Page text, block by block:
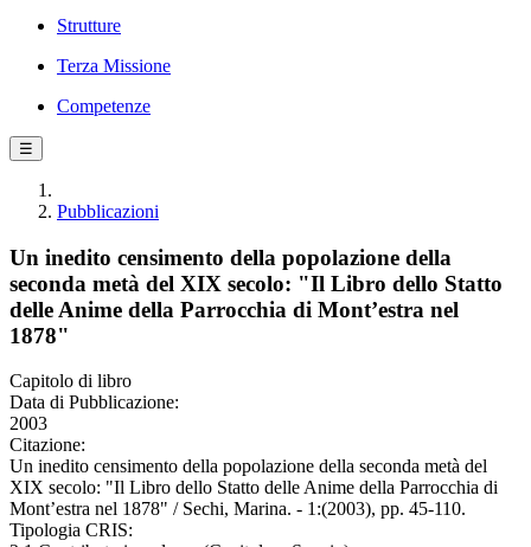
Strutture
Terza Missione
Competenze
☰
Pubblicazioni
Un inedito censimento della popolazione della
seconda metà del XIX secolo: "Il Libro dello Statto
delle Anime della Parrocchia di Mont’estra nel
1878"
Capitolo di libro
Data di Pubblicazione:
2003
Citazione:
Un inedito censimento della popolazione della seconda metà del
XIX secolo: "Il Libro dello Statto delle Anime della Parrocchia di
Mont’estra nel 1878" / Sechi, Marina. - 1:(2003), pp. 45-110.
Tipologia CRIS: